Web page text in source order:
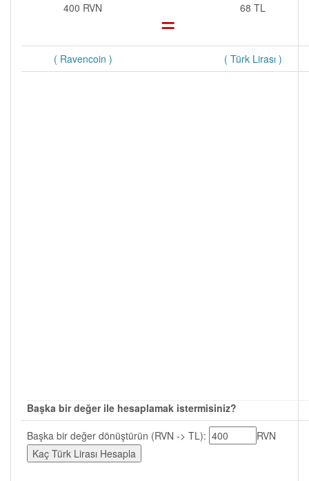
400 RVN
= 68 TL
( Ravencoin ) ( Türk Lirası )
Başka bir değer ile hesaplamak istermisiniz?
Başka bir değer dönüştürün (RVN -> TL):
RVN